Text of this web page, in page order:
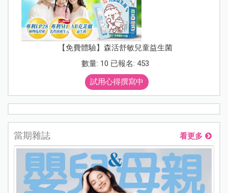
【免費體驗】森活舒敏兒童益生菌
數量: 10 已報名: 453
試用心得撰寫中
當期雜誌 看更多